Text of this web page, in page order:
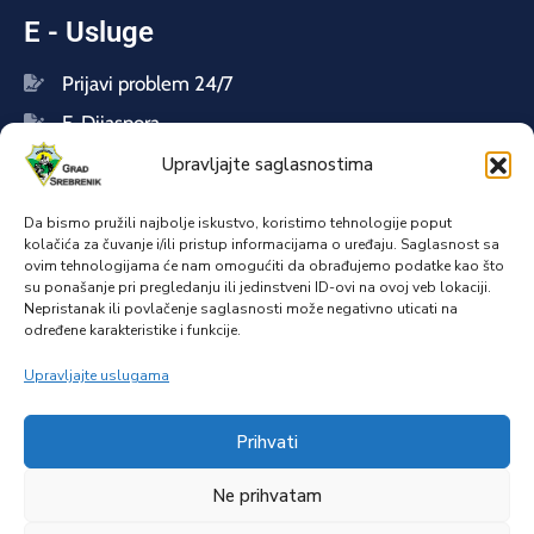
Upravljajte saglasnostima
Da bismo pružili najbolje iskustvo, koristimo tehnologije poput
kolačića za čuvanje i/ili pristup informacijama o uređaju. Saglasnost sa
ovim tehnologijama će nam omogućiti da obrađujemo podatke kao što
su ponašanje pri pregledanju ili jedinstveni ID-ovi na ovoj veb lokaciji.
Nepristanak ili povlačenje saglasnosti može negativno uticati na
određene karakteristike i funkcije.
Upravljajte uslugama
Prihvati
Ne prihvatam
E - Usluge
Prijavi problem 24/7
E-Dijaspora
Pretplatite se na naš newsletter
Prijavi se
Copyright © 2025. Grad Srebrenik. Sva prava
zadržana.
Dozvoljeno je prenošenje sadržaja u cjelosti ili
djelimično, isključivo uz obavezno navođenje izvora.